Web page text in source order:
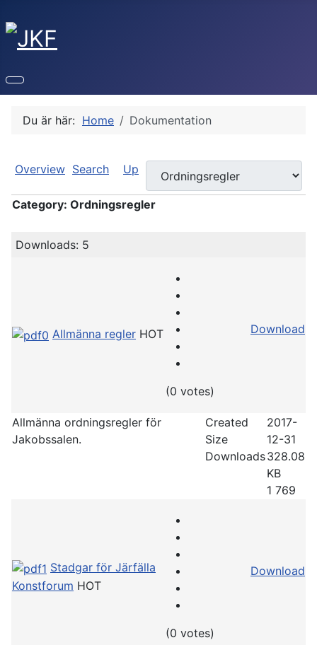
Du är här: Home Dokumentation
Overview Search Up
Category: Ordningsregler
Downloads: 5
Allmänna regler HOT
(0 votes)
Download
Allmänna ordningsregler för
Jakobssalen.
Created
Size
Downloads
2017-
12-31
328.08
KB
1 769
Stadgar för Järfälla
Konstforum HOT
(0 votes)
Download